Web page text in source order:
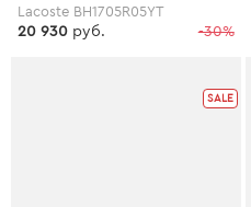
Lacoste BH1705R05YT
-30%
20 930 руб.
SALE